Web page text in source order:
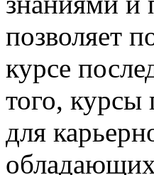
позволяет
курсе
того,
для